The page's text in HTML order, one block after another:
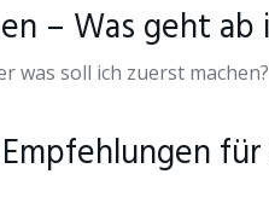
– Was geht
soll ich zuerst